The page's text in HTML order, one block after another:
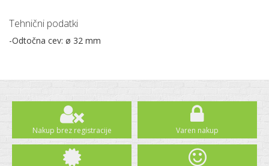
Tehnični podatki
-Odtočna cev: ø 32 mm
Nakup brez registracije Varen nakup